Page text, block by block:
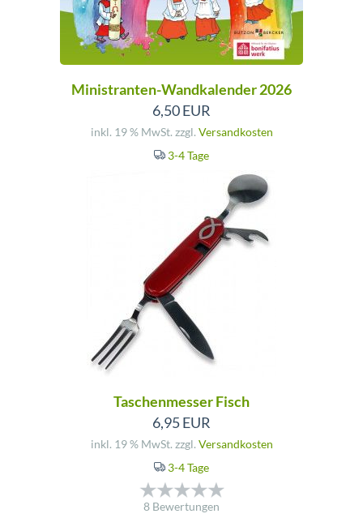
Ministranten-Wandkalender 2026
6,50 EUR
inkl. 19 % MwSt. zzgl. Versandkosten
3-4 Tage
Taschenmesser Fisch
6,95 EUR
inkl. 19 % MwSt. zzgl. Versandkosten
3-4 Tage
8 Bewertungen